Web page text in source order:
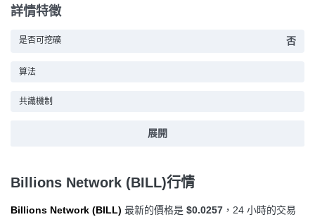
詳情特徵
是否可挖礦 否
算法
共識機制
展開
Billions Network (BILL)行情
Billions Network (BILL) 最新的價格是 $0.0257 ，24 小時的交易